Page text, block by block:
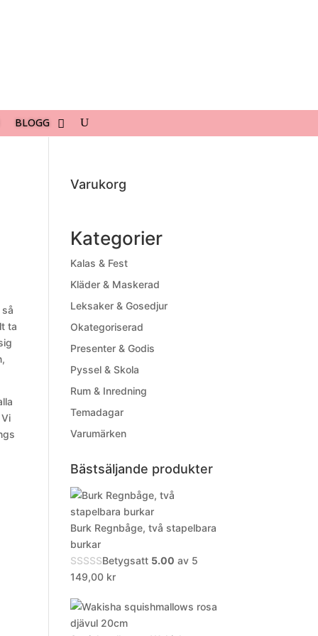
BLOGG
ta
Varukorg
Kategorier
Kalas & Fest
Kläder & Maskerad
Leksaker & Gosedjur
Okategoriserad
Presenter & Godis
Pyssel & Skola
Rum & Inredning
Temadagar
Varumärken
Bästsäljande produkter
Burk Regnbåge, två stapelbara
burkar
Betygsatt 5.00 av 5
149,00 kr